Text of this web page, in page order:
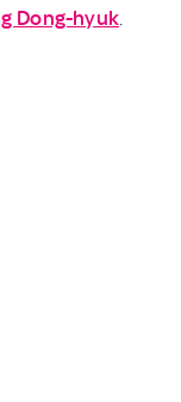
Dong-hyuk